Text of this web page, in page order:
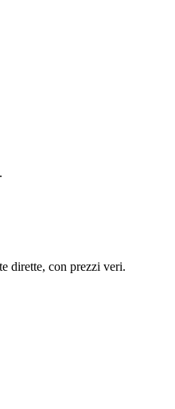
dirette, con prezzi veri.